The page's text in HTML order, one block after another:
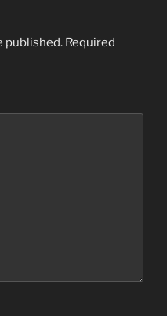
published. Required